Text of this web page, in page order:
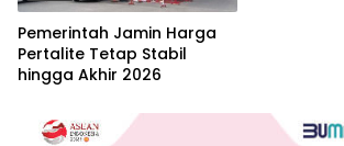
Pemerintah Jamin Harga
Pertalite Tetap Stabil
hingga Akhir 2026